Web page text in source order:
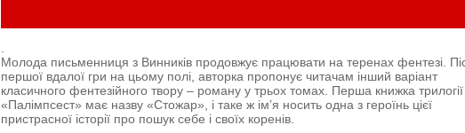
Молода письменниця з Винників продовжує працювати на теренах фентезі.
першої вдалої гри на цьому полі, авторка пропонує читачам інший варіант
класичного фентезійного твору – роману у трьох томах. Перша книжка трилогії
«Палімпсест» має назву «Стожар», і таке ж ім’я носить одна з героїнь цієї
пристрасної історії про пошук себе і своїх коренів.